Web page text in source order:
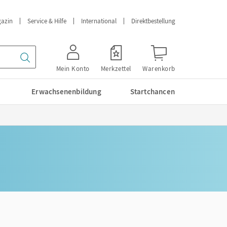
Service & Hilfe International Direktbestellung
Mein Konto Merkzettel Warenkorb
Erwachsenenbildung Startchancen